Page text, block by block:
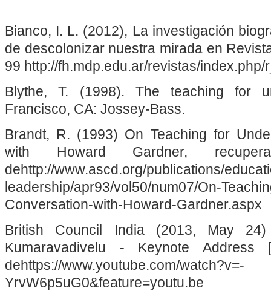
Bianco, I. L. (2012), La investigación
de descolonizar nuestra mirada en
99 http://fh.mdp.edu.ar/revistas/
Blythe, T. (1998). The teaching for
Francisco, CA: Jossey-Bass.
Brandt, R. (1993) On Teaching for
with Howard Gardner,
dehttp://www.ascd.org/publications/
leadership/apr93/vol50/num07/On-
Conversation-with-Howard-Gardner.aspx
British Council India (2013, May
Kumaravadivelu - Keynote Address
dehttps://www.youtube.com/watch?v=-
YrvW6p5uG0&feature=youtu.be